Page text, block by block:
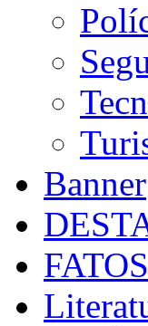
Banner